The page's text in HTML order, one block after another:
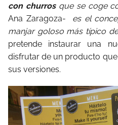
con churrosque se coge
Ana Zaragoza- es el
manjar goloso más típico
pretende instaurar una
disfrutar de un producto
sus versiones.